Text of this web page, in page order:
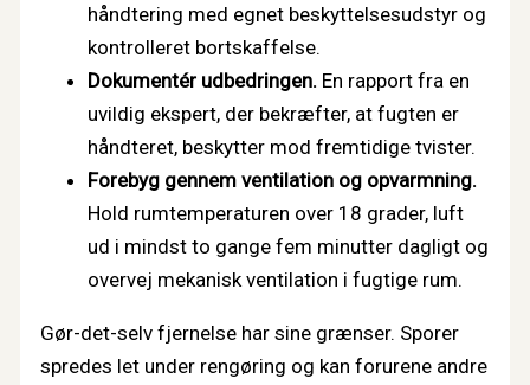
håndtering med egnet beskyttelsesudstyr og
kontrolleret bortskaffelse.
Dokumentér udbedringen. En rapport fra en
uvildig ekspert, der bekræfter, at fugten er
håndteret, beskytter mod fremtidige tvister.
Forebyg gennem ventilation og opvarmning.
Hold rumtemperaturen over 18 grader, luft
ud i mindst to gange fem minutter dagligt og
overvej mekanisk ventilation i fugtige rum.
Gør-det-selv fjernelse har sine grænser. Sporer
spredes let under rengøring og kan forurene andre